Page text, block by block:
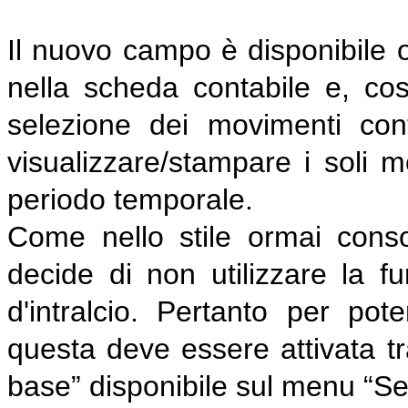
Il nuovo campo è disponibile
nella scheda contabile e,
selezione dei movimenti
visualizzare/stampare i soli
periodo temporale.
Come nello stile ormai
decide di non utilizzare la
d'intralcio. Pertanto per
questa deve essere attivata
base” disponibile sul menu